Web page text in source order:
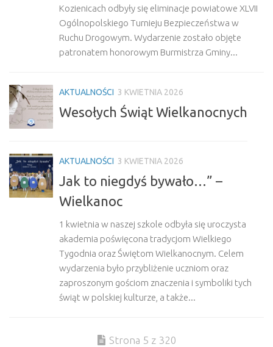
Kozienicach odbyły się eliminacje powiatowe XLVII
Ogólnopolskiego Turnieju Bezpieczeństwa w
Ruchu Drogowym. Wydarzenie zostało objęte
patronatem honorowym Burmistrza Gminy...
AKTUALNOŚCI 3 KWIETNIA 2026
Wesołych Świąt Wielkanocnych
AKTUALNOŚCI 3 KWIETNIA 2026
Jak to niegdyś bywało…” –
Wielkanoc
1 kwietnia w naszej szkole odbyła się uroczysta
akademia poświęcona tradycjom Wielkiego
Tygodnia oraz Świętom Wielkanocnym. Celem
wydarzenia było przybliżenie uczniom oraz
zaproszonym gościom znaczenia i symboliki tych
świąt w polskiej kulturze, a także...
Strona 5 z 320